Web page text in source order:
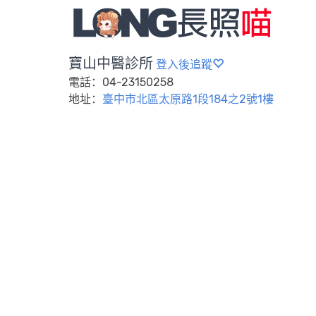
寶山中醫診所 登入後追蹤
電話：04-23150258
地址： 臺中市北區太原路1段184之2號1樓